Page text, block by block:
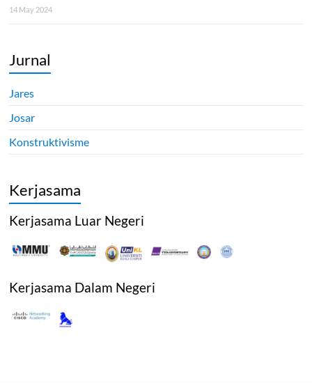
14 May 2024
Jurnal
Jares
Josar
Konstruktivisme
Kerjasama
Kerjasama Luar Negeri
Kerjasama Dalam Negeri